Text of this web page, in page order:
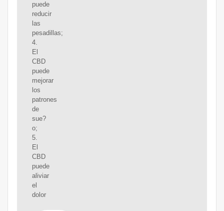
puede
reducir
las
pesadillas;
4.
El
CBD
puede
mejorar
los
patrones
de
sue?
o;
5.
El
CBD
puede
aliviar
el
dolor